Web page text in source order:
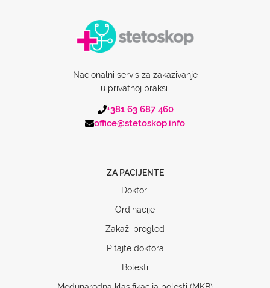
Nacionalni servis za zakazivanje
u privatnoj praksi.
+381 63 687 460
office@stetoskop.info
ZA PACIJENTE
Doktori
Ordinacije
Zakaži pregled
Pitajte doktora
Bolesti